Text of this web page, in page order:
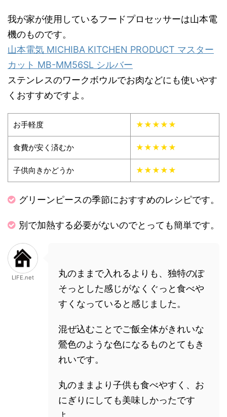
我が家が使用しているフードプロセッサーは山本電
機のものです。
山本電気 MICHIBA KITCHEN PRODUCT マスター
カット MB-MM56SL シルバー
ステンレスのワークボウルでお肉などにも使いやす
くおすすめですよ。
お手軽度 ★★★★★
食費が安く済むか ★★★★★
子供向きかどうか ★★★★★
グリーンピースの季節におすすめのレシピです。
別で加熱する必要がないのでとっても簡単です。
LIFE.net
丸のままで入れるよりも、独特のぽ
そっとした感じがなくぐっと食べや
すくなっていると感じました。
混ぜ込むことでご飯全体がきれいな
鶯色のような色になるものとてもき
れいです。
丸のままより子供も食べやすく、お
にぎりにしても美味しかったです